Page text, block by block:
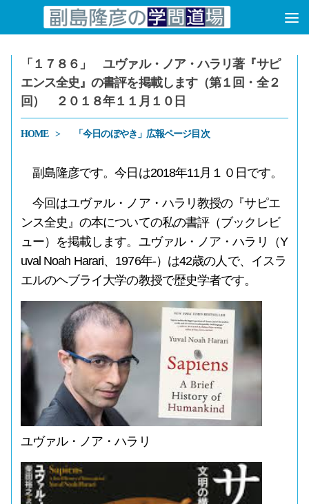
コンテンツへスキップ
「１７８６」 ユヴァル・ノア・ハラリ著『サピ
エンス全史』の書評を掲載します（第１回・全２
回） ２０１８年１１月１０日
HOME 「今日のぼやき」広報ページ目次
副島隆彦です。今日は2018年11月１０日です。
今回はユヴァル・ノア・ハラリ教授の『サピエ
ンス全史』の本についての私の書評（ブックレビ
ュー）を掲載します。ユヴァル・ノア・ハラリ（Y
uval Noah Harari、1976年-）は42歳の人で、イスラ
エルのヘブライ大学の教授で歴史学者です。
ユヴァル・ノア・ハラリ